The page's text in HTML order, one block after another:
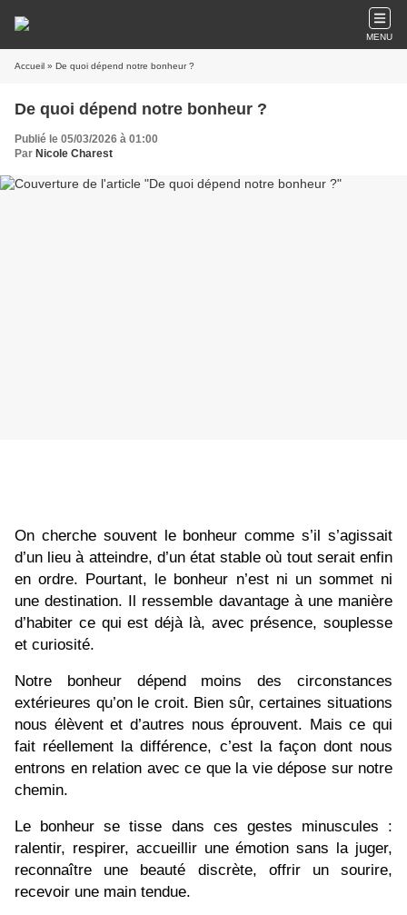
MENU
Accueil » De quoi dépend notre bonheur ?
De quoi dépend notre bonheur ?
Publié le 05/03/2026 à 01:00
Par Nicole Charest
On cherche souvent le bonheur comme s’il s’agissait
d’un lieu à atteindre, d’un état stable où tout serait enfin
en ordre. Pourtant, le bonheur n’est ni un sommet ni
une destination. Il ressemble davantage à une manière
d’habiter ce qui est déjà là, avec présence, souplesse
et curiosité.
Notre bonheur dépend moins des circonstances
extérieures qu’on le croit. Bien sûr, certaines situations
nous élèvent et d’autres nous éprouvent. Mais ce qui
fait réellement la différence, c’est la façon dont nous
entrons en relation avec ce que la vie dépose sur notre
chemin.
Le bonheur se tisse dans ces gestes minuscules :
ralentir, respirer, accueillir une émotion sans la juger,
reconnaître une beauté discrète, offrir un sourire,
recevoir une main tendue.